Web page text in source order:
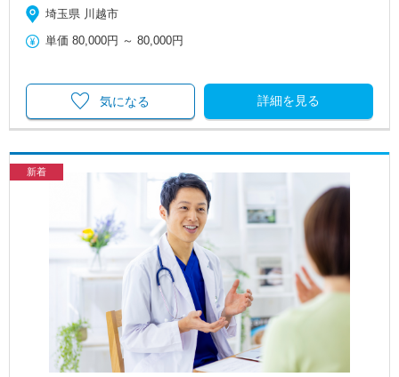
埼玉県 川越市
単価 80,000円 ～80,000円
詳細を見る
気になる
新着